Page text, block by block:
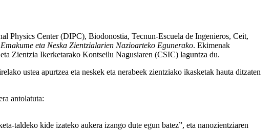
Center (DIPC), Biodonostia, Tecnun-Escuela de Ingenieros, Ceit,
Emakume eta Neska Zientzialarien Nazioarteko Egunerako. Ekimenak
Zientzia Ikerketarako Kontseilu Nagusiaren (CSIC) laguntza du.
ustea apurtzea eta neskek eta nerabeek zientziako ikasketak hauta ditzaten
antolatuta:
taldeko kide izateko aukera izango dute egun batez”, eta nanozientziaren